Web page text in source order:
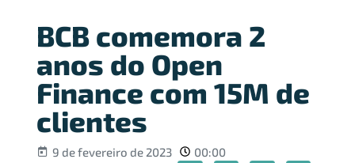
BCB comemora 2
anos do Open
Finance com 15M de
clientes
9 de fevereiro de 2023 00:00